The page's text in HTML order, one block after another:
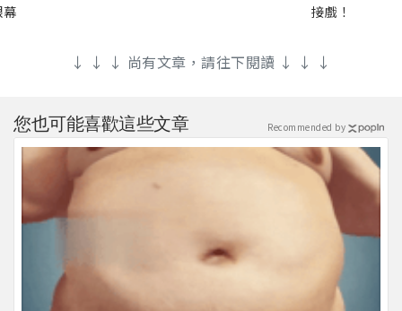
接戲！
↓ ↓ ↓ 尚有文章，請往下閱讀 ↓ ↓ ↓
您也可能喜歡這些文章 Recommended by